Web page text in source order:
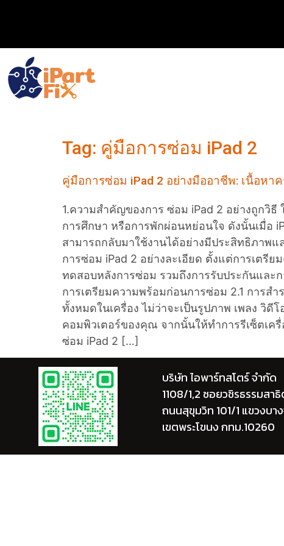
Tag: คู่มือการซ่อม iPad 2
คู่มือการซ่อม iPad 2 อย่างมืออาชีพ: เนื้อห
1.ความสำคัญของการ ซ่อม iPad 2 อย่างถูกวิ
การศึกษา หรือการพักผ่อนหย่อนใจ ดังนั้นเมื่
สามารถกลับมาใช้งานได้อย่างมีประสิทธิภาพ
การซ่อม iPad 2 อย่างละเอียด ตั้งแต่การเตรี
ทดสอบหลังการซ่อม รวมถึงการรับประกันและ
การเตรียมความพร้อมก่อนการซ่อม 2.1 การส
ทั้งหมดในเครื่อง ไม่ว่าจะเป็นรูปภาพ เพลง วิ
คอมพิวเตอร์ของคุณ จากนั้นให้ทำการรีเซ็ตเค
ซ่อม iPad 2 […]
บริษัท ไอพาร์ทสโตร์ จำกัด
1108/1,2 ซอยวชิรธรรมสา
ถนนสุขุมวิท 101/1 แขวงบา
เขตพระโขนง กทม.10260